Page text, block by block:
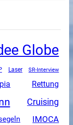
Globe
Laser SR-Interview
Rettung
Cruising
IMOCA